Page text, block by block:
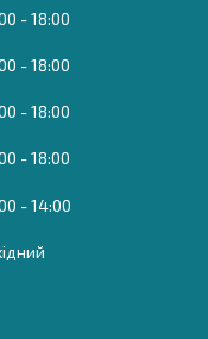
18:00
18:00
18:00
18:00
14:00